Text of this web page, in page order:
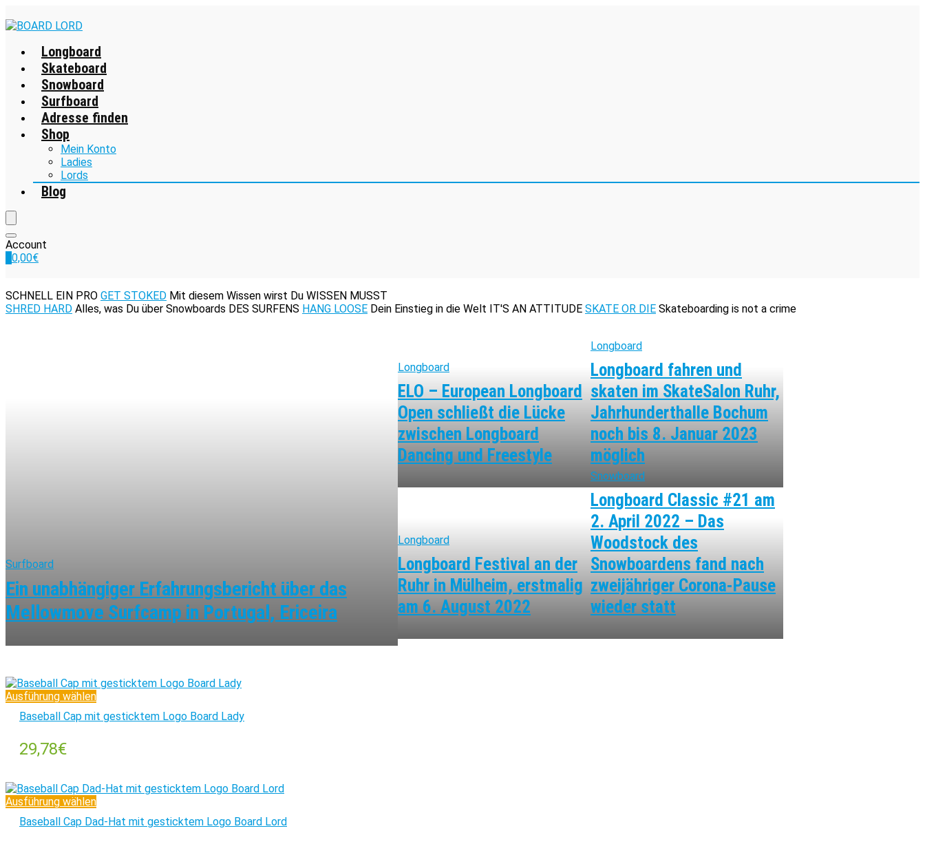
Longboard
Skateboard
Snowboard
Surfboard
Adresse finden
Shop
Mein Konto
Ladies
Lords
Blog
Account
0,00€
SCHNELL EIN PRO GET STOKED Mit diesem Wissen wirst Du WISSEN MUSST
SHRED HARD Alles, was Du über Snowboards DES SURFENS HANG LOOSE Dein Einstieg in die Welt IT'S AN ATTITUDE SKATE OR DIE Skateboarding is not a crime
Surfboard
Ein unabhängiger Erfahrungsbericht über das
Mellowmove Surfcamp in Portugal, Ericeira
Longboard
ELO – European Longboard
Open schließt die Lücke
zwischen Longboard
Dancing und Freestyle
Longboard
Longboard fahren und
skaten im SkateSalon Ruhr,
Jahrhunderthalle Bochum
noch bis 8. Januar 2023
möglich
Longboard
Longboard Festival an der
Ruhr in Mülheim, erstmalig
am 6. August 2022
Snowboard
Longboard Classic #21 am
2. April 2022 – Das
Woodstock des
Snowboardens fand nach
zweijähriger Corona-Pause
wieder statt
Ausführung wählen
Baseball Cap mit gesticktem Logo Board Lady
29,78€
Ausführung wählen
Baseball Cap Dad-Hat mit gesticktem Logo Board Lord